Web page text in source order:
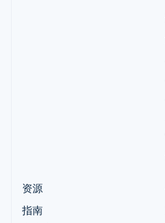
资源
指南